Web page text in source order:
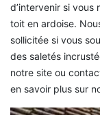
d’intervenir si
toit en ardoise.
sollicitée si vous
des saletés
notre site ou
en savoir plus sur